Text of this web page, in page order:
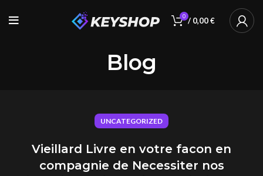
0 / 0,00€
Blog
UNCATEGORIZED
Vieillard Livre en votre facon en
compagnie de Necessiter nos